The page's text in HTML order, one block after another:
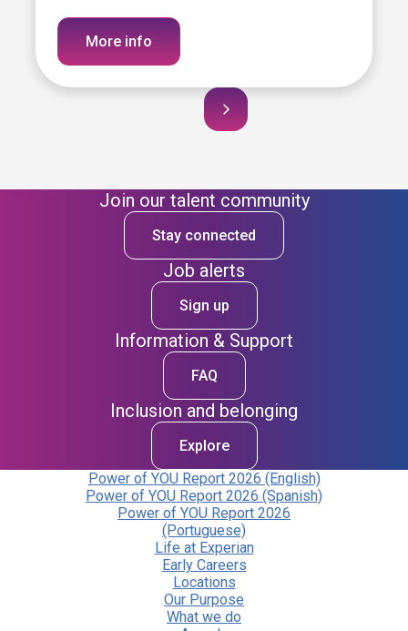
More info
Join our talent community
Stay connected
Job alerts
Sign up
Information & Support
FAQ
Inclusion and belonging
Explore
Power of YOU Report 2026 (English)
Power of YOU Report 2026 (Spanish)
Power of YOU Report 2026
(Portuguese)
Life at Experian
Early Careers
Locations
Our Purpose
What we do